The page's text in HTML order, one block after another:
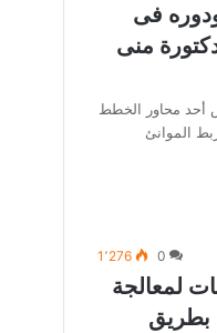
فى
منى
أحد محاور الخطط
الموانئ
0 1٬276
لمعالجة
بطريق